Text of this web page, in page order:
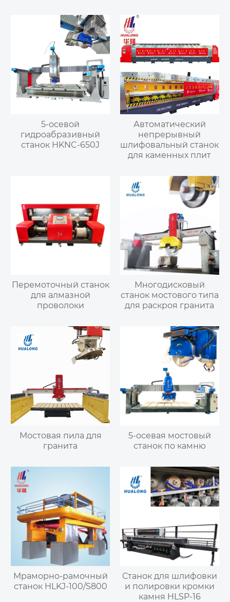
5-осевой
гидроабразивный
станок HKNC-650J
Автоматический
непрерывный
шлифовальный станок
для каменных плит
Перемоточный станок
для алмазной
проволоки
Многодисковый
станок мостового типа
для раскроя гранита
Мостовая пила для
гранита
5-осевая мостовый
станок по камню
Мраморно-рамочный
станок HLKJ-100/S800
Станок для шлифовки
и полировки кромки
камня HLSP-16